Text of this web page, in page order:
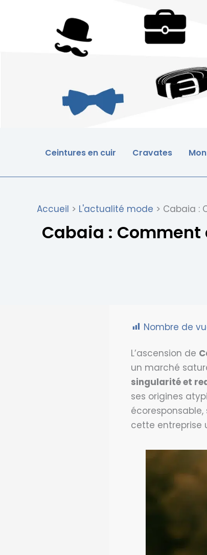
Ceintures en cuir Cravates
Accueil L'actualité mode Cabaia :
Cabaia :
Nombre de
L’ascension de
un marché
singularité et
ses origines
cette entreprise